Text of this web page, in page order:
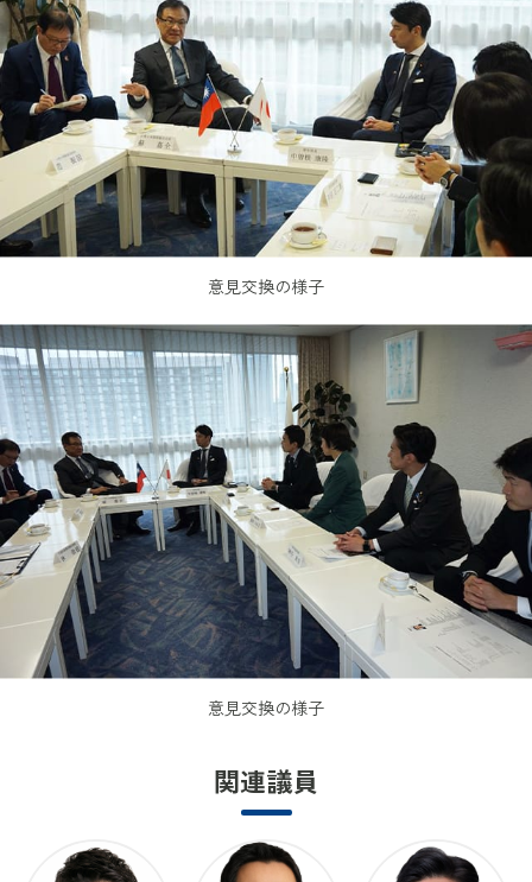
意見交換の様子
意見交換の様子
関連議員